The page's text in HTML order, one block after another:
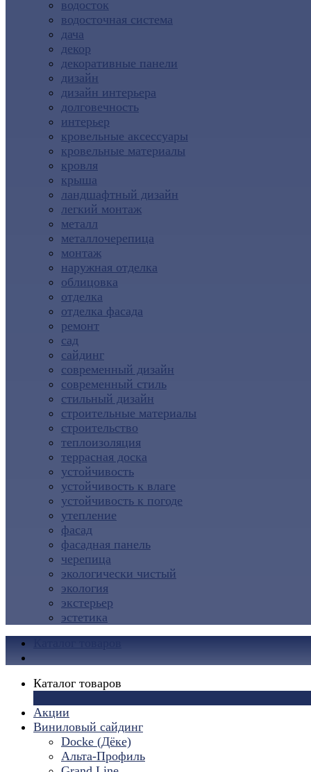
водосток
водосточная система
дача
декор
декоративные панели
дизайн
дизайн интерьера
долговечность
интерьер
кровельные аксессуары
кровельные материалы
кровля
крыша
ландшафтный дизайн
легкий монтаж
металл
металлочерепица
монтаж
наружная отделка
облицовка
отделка
отделка фасада
ремонт
сад
сайдинг
современный дизайн
современный стиль
стильный дизайн
строительные материалы
строительство
теплоизоляция
террасная доска
устойчивость
устойчивость к влаге
устойчивость к погоде
утепление
фасад
фасадная панель
черепица
экологически чистый
экология
экстерьер
эстетика
Каталог товаров
Акции
Виниловый сайдинг
Docke (Дёке)
Альта-Профиль